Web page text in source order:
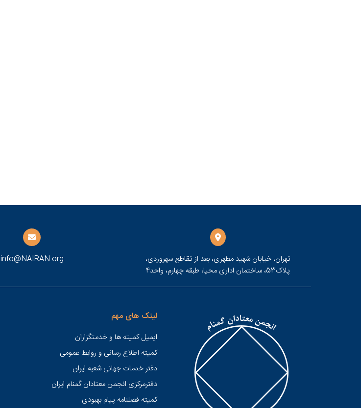
تهران، خیابان شهید مطهری، بعد از تقاطع سهروردی،
پلاک53، ساختمان اداری محیا، طبقه چهارم، واحد4
info@NAIRAN.org
لینک های مهم
ایمیل کمیته ها و خدمتگزاران
کميته اطلاع رسانی و روابط عمومی
دفتر خدمات جهانی شعبه ايران
دفترمرکزی انجمن معتادان گمنام ایران
کمیته فصلنامه پیام بهبودی